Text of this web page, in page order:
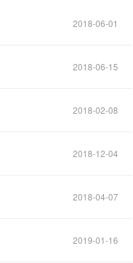
2018-06-01
2018-06-15
2018-02-08
2018-12-04
2018-04-07
2019-01-16